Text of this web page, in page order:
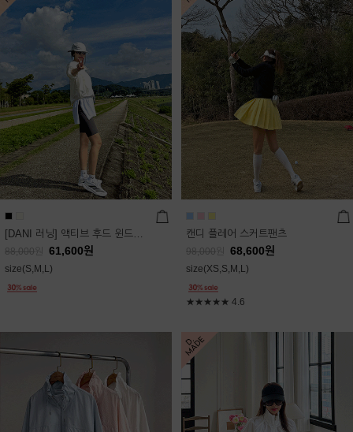
[DANI 러닝] 액티브 후드 윈드점퍼
88,000 61,600원
size(S,M,L)
캔디 플레어 스커트팬츠
98,000 68,600원
size(XS,S,M,L)
★★★★★ 4.6